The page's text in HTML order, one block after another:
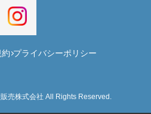
プライバシーポリシー
売株式会社 All Rights Reserved.